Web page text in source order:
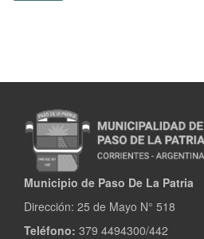
ppt
pptx
odp
xls
xlsx
Municipio de Paso De La Patria
Dirección: 25 de Mayo N° 518
Teléfono: 379 4494300/442